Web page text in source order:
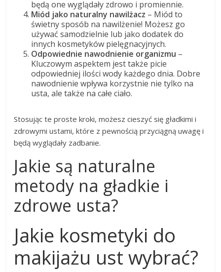
będą one wyglądały zdrowo i promiennie.
Miód jako naturalny nawilżacz – Miód to
świetny sposób na nawilżenie! Możesz go
używać samodzielnie lub jako dodatek do
innych kosmetyków pielęgnacyjnych.
Odpowiednie nawodnienie organizmu –
Kluczowym aspektem jest także picie
odpowiedniej ilości wody każdego dnia. Dobre
nawodnienie wpływa korzystnie nie tylko na
usta, ale także na całe ciało.
Stosując te proste kroki, możesz cieszyć się gładkimi i
zdrowymi ustami, które z pewnością przyciągną uwagę i
będą wyglądały zadbanie.
Jakie są naturalne
metody na gładkie i
zdrowe usta?
Jakie kosmetyki do
makijażu ust wybrać?